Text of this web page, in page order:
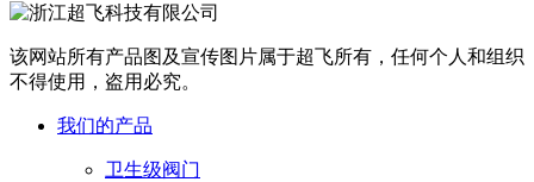
该网站所有产品图及宣传图片属于超飞所有，任何个人和组织
不得使用，盗用必究。
我们的产品
卫生级阀门